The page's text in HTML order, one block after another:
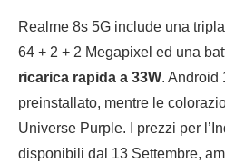
Realme 8s 5G include una
64 + 2 + 2 Megapixel ed una
ricarica rapida a 33W. Android
preinstallato, mentre le
Universe Purple. I prezzi per
disponibili dal 13 Settembre,